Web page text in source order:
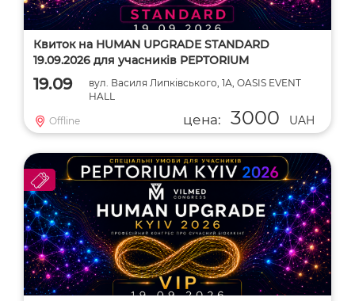
Квиток на HUMAN UPGRADE STANDARD
19.09.2026 для учасників PEPTORIUM
19.09
вул. Василя Липківського, 1А, OASIS EVENT
HALL
Offline цена: 3000 UAH